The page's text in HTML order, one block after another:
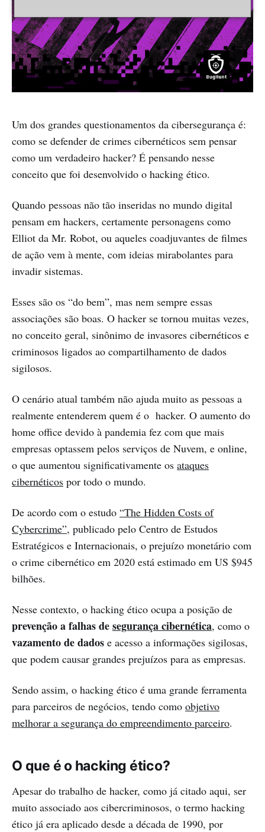
Um dos grandes questionamentos da cibersegurança é:
como se defender de crimes cibernéticos sem pensar
como um verdadeiro hacker? É pensando nesse
conceito que foi desenvolvido o hacking ético.
Quando pessoas não tão inseridas no mundo digital
pensam em hackers, certamente personagens como
Elliot da Mr. Robot, ou aqueles coadjuvantes de filmes
de ação vem à mente, com ideias mirabolantes para
invadir sistemas.
Esses são os “do bem”, mas nem sempre essas
associações são boas. O hacker se tornou muitas vezes,
no conceito geral, sinônimo de invasores cibernéticos e
criminosos ligados ao compartilhamento de dados
sigilosos.
O cenário atual também não ajuda muito as pessoas a
realmente entenderem quem é o hacker. O aumento do
home office devido à pandemia fez com que mais
empresas optassem pelos serviços de Nuvem, e online,
o que aumentou significativamente os ataques
cibernéticos por todo o mundo.
De acordo com o estudo “The Hidden Costs of
Cybercrime”, publicado pelo Centro de Estudos
Estratégicos e Internacionais, o prejuízo monetário com
o crime cibernético em 2020 está estimado em US $945
bilhões.
Nesse contexto, o hacking ético ocupa a posição de
prevenção a falhas desegurança cibernética, como o
vazamento de dados e acesso a informações sigilosas,
que podem causar grandes prejuízos para as empresas.
Sendo assim, o hacking ético é uma grande ferramenta
para parceiros de negócios, tendo como objetivo
melhorar a segurança do empreendimento parceiro.
O que é o hacking ético?
Apesar do trabalho de hacker, como já citado aqui, ser
muito associado aos cibercriminosos, o termo hacking
ético já era aplicado desde a década de 1990, por